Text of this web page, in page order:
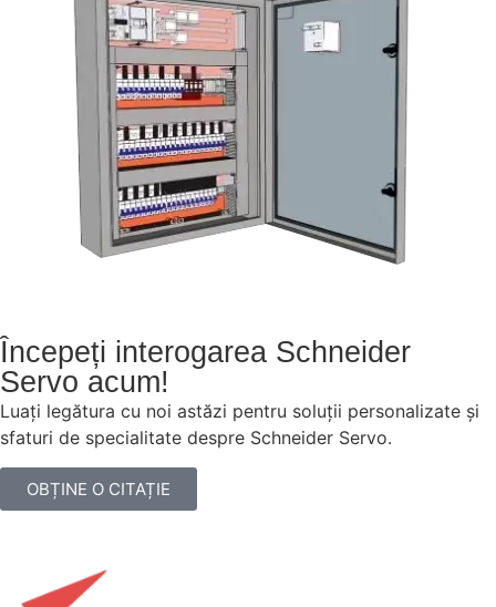
Începeți interogarea Schneider
Servo acum!
Luați legătura cu noi astăzi pentru soluții personalizate și
sfaturi de specialitate despre Schneider Servo.
OBȚINE O CITAȚIE